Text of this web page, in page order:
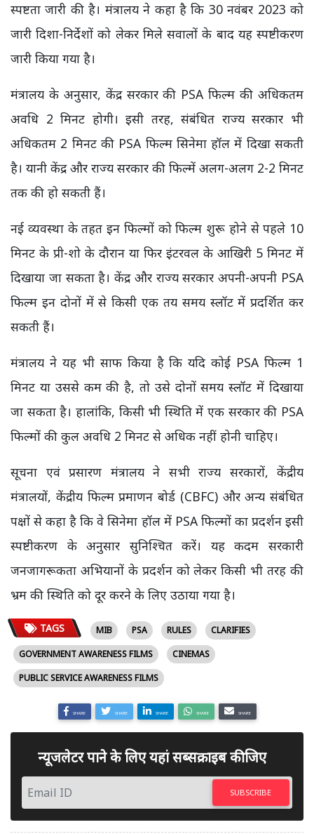
स्पष्टता जारी की है। मंत्रालय ने कहा है कि 30 नवंबर 2023 को
जारी दिशा-निर्देशों को लेकर मिले सवालों के बाद यह स्पष्टीकरण
जारी किया गया है।
मंत्रालय के अनुसार, केंद्र सरकार की PSA फिल्म की अधिकतम
अवधि 2 मिनट होगी। इसी तरह, संबंधित राज्य सरकार भी
अधिकतम 2 मिनट की PSA फिल्म सिनेमा हॉल में दिखा सकती
है। यानी केंद्र और राज्य सरकार की फिल्में अलग-अलग 2-2 मिनट
तक की हो सकती हैं।
नई व्यवस्था के तहत इन फिल्मों को फिल्म शुरू होने से पहले 10
मिनट के प्री-शो के दौरान या फिर इंटरवल के आखिरी 5 मिनट में
दिखाया जा सकता है। केंद्र और राज्य सरकार अपनी-अपनी PSA
फिल्म इन दोनों में से किसी एक तय समय स्लॉट में प्रदर्शित कर
सकती हैं।
मंत्रालय ने यह भी साफ किया है कि यदि कोई PSA फिल्म 1
मिनट या उससे कम की है, तो उसे दोनों समय स्लॉट में दिखाया
जा सकता है। हालांकि, किसी भी स्थिति में एक सरकार की PSA
फिल्मों की कुल अवधि 2 मिनट से अधिक नहीं होनी चाहिए।
सूचना एवं प्रसारण मंत्रालय ने सभी राज्य सरकारों, केंद्रीय
मंत्रालयों, केंद्रीय फिल्म प्रमाणन बोर्ड (CBFC) और अन्य संबंधित
पक्षों से कहा है कि वे सिनेमा हॉल में PSA फिल्मों का प्रदर्शन इसी
स्पष्टीकरण के अनुसार सुनिश्चित करें। यह कदम सरकारी
जनजागरूकता अभियानों के प्रदर्शन को लेकर किसी भी तरह की
भ्रम की स्थिति को दूर करने के लिए उठाया गया है।
TAGS MIB PSA RULES
CLARIFIES
GOVERNMENT AWARENESS FILMS
CINEMAS
PUBLIC SERVICE AWARENESS FILMS
SHARE SHARE SHARE SHARE SHARE
न्यूजलेटर पाने के लिए यहां सब्सक्राइब कीजिए
SUBSCRIBE